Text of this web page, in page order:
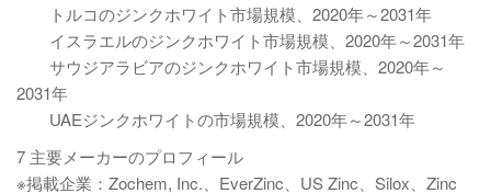
トルコのジンクホワイト市場規模、2020年～2031年
イスラエルのジンクホワイト市場規模、2020年～2031年
サウジアラビアのジンクホワイト市場規模、2020年～
2031年
UAEジンクホワイトの市場規模、2020年～2031年
7 主要メーカーのプロフィール
※掲載企業：Zochem, Inc.、EverZinc、US Zinc、Silox、Zinc